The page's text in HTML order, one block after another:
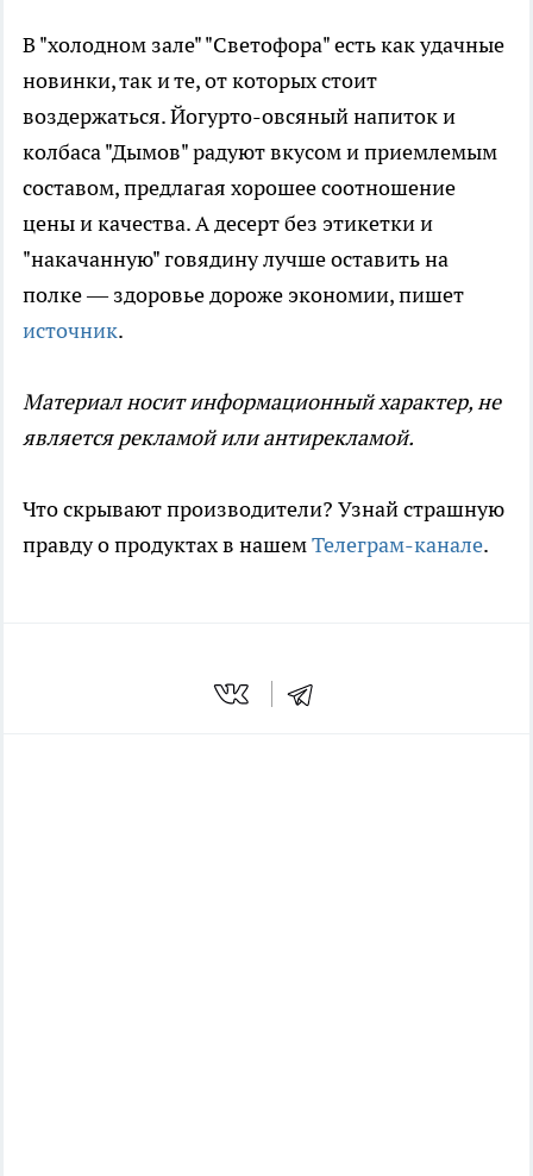
В "холодном зале" "Светофора" есть как удачные
новинки, так и те, от которых стоит
воздержаться. Йогурто-овсяный напиток и
колбаса "Дымов" радуют вкусом и приемлемым
составом, предлагая хорошее соотношение
цены и качества. А десерт без этикетки и
"накачанную" говядину лучше оставить на
полке — здоровье дороже экономии, пишет
источник.
Материал носит информационный характер, не
является рекламой или антирекламой.
Что скрывают производители? Узнай страшную
правду о продуктах в нашемТелеграм-канале.